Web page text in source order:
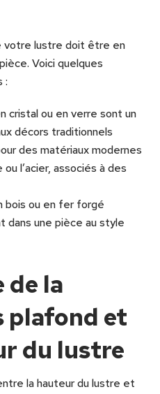
votre lustre doit être en
Voici quelques
:
cristal ou en verre sont un
décors traditionnels
des matériaux modernes
l’acier, associés à des
ou en fer forgé
dans une pièce au style
de la
plafond et
du lustre
la hauteur du lustre et